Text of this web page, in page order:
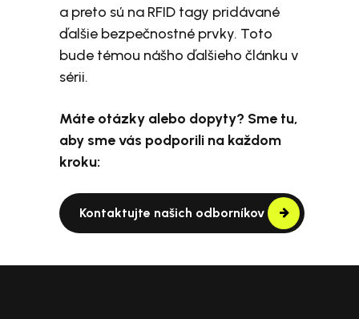
a preto sú na RFID tagy pridávané
ďalšie bezpečnostné prvky. Toto
bude témou nášho ďalšieho článku v
sérii.
Máte otázky alebo dopyty? Sme tu,
aby sme vás podporili na každom
kroku:
Kontaktujte našich odborníkov